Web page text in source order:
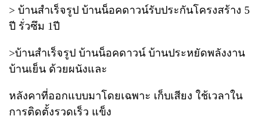
> บ้านสำเร็จรูป บ้านน็อคดาวน์รับประกันโครงสร้าง 5
ปี รั่วซึม 1ปี
>บ้านสำเร็จรูป บ้านน็อคดาวน์ บ้านประหยัดพลังงาน
บ้านเย็น ด้วยผนังและ
หลังคาที่ออกแบบมาโดยเฉพาะ เก็บเสียง ใช้เวลาใน
การติดตั้งรวดเร็ว แข็ง